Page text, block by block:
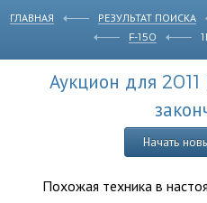
ГЛАВНАЯ РЕЗУЛЬТАТ ПОИСКА
F-150
Аукцион для
Начать
Похожая техника в